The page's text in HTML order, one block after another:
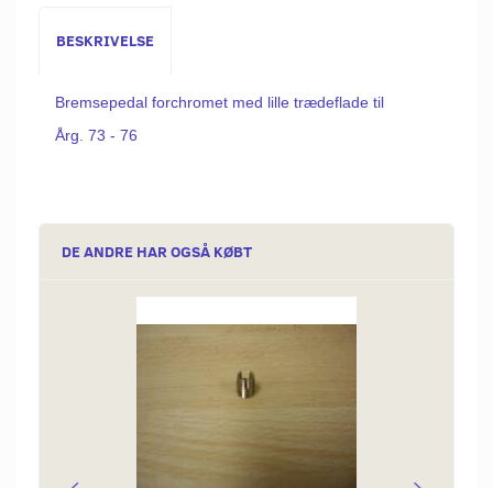
BESKRIVELSE
Bremsepedal forchromet med lille trædeflade til
Årg. 73 - 76
DE ANDRE HAR OGSÅ KØBT